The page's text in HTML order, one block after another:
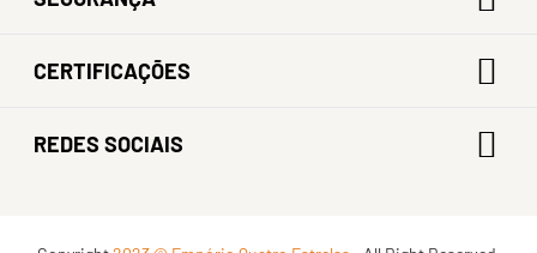
CERTIFICAÇÕES
REDES SOCIAIS